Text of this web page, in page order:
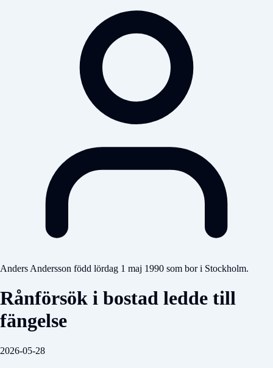
Anders Andersson född lördag 1 maj 1990 som bor i Stockholm.
Rånförsök i bostad ledde till
fängelse
2026-05-28